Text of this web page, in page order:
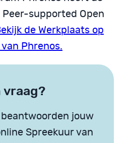
Peer-supported Open
de Werkplaats op
Phrenos.
vraag?
jouw
Spreekuur van